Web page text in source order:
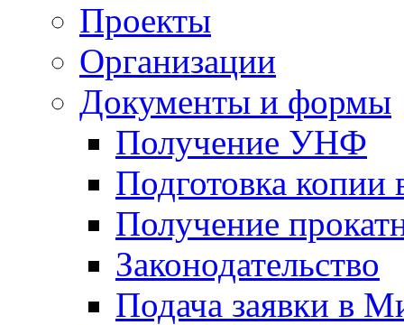
Проекты
Организации
Документы и формы
Получение УНФ
Подготовка копии
Получение
Законодательство
Подача заявки в